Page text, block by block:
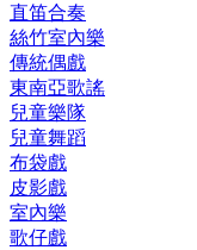
直笛合奏
絲竹室內樂
傳統偶戲
東南亞歌謠
兒童樂隊
兒童舞蹈
布袋戲
皮影戲
室內樂
歌仔戲